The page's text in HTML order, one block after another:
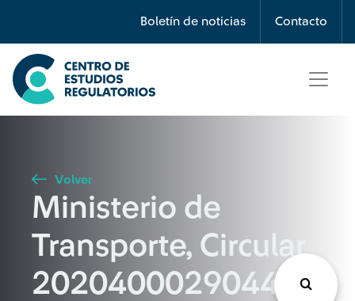
Boletín de noticias Contacto
Búsqueda
Seleccione país
Buscar
Volver
Ministerio de
Transporte, Circular
20204000290441